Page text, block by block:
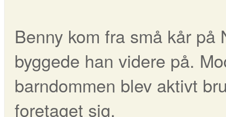
Benny kom fra små kår
byggede han videre på.
barndommen blev aktivt
foretaget sig.